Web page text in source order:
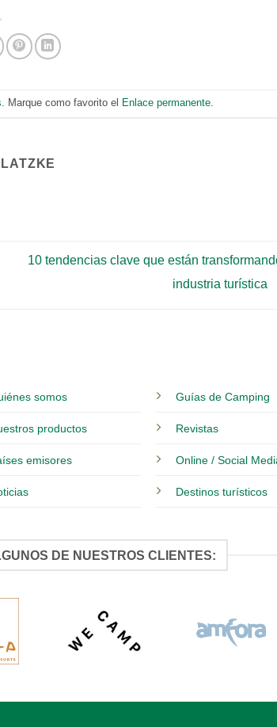
. Marque como favorito el Enlace permanente
10 tendencias clave que están
industria turística
somos
productos
emisores
Guías de Camping
Revistas
Online / Social
Destinos turísticos
DE NUESTROS CLIENTES: